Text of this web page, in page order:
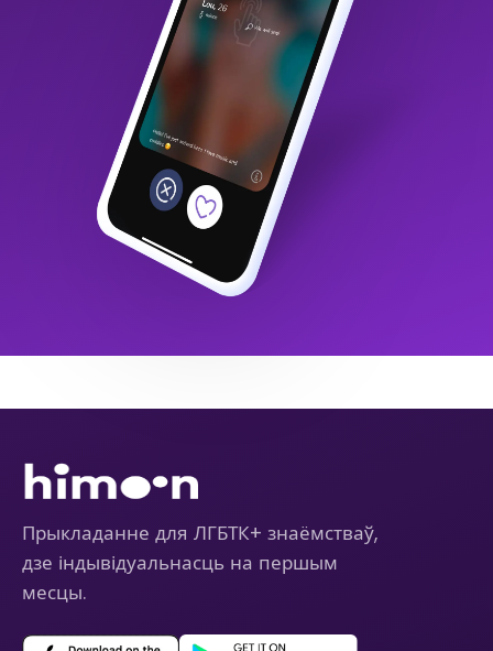
Прыкладанне для ЛГБТК+ знаёмстваў,
дзе індывідуальнасць на першым
месцы.